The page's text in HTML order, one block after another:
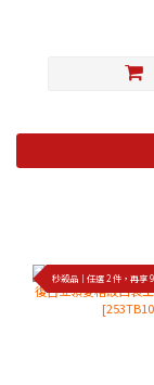
秒殺品｜任選 2 件，再享 9